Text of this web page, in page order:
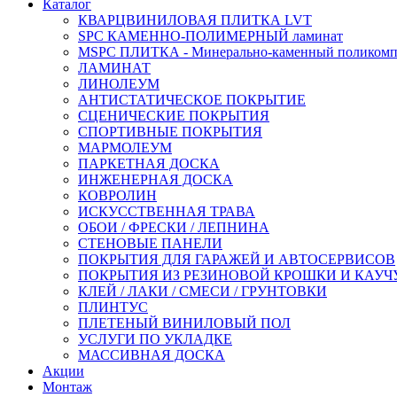
Каталог
КВАРЦВИНИЛОВАЯ ПЛИТКА LVT
SPC КАМЕННО-ПОЛИМЕРНЫЙ ламинат
MSPC ПЛИТКА - Минерально-каменный
ЛАМИНАТ
ЛИНОЛЕУМ
АНТИСТАТИЧЕСКОЕ ПОКРЫТИЕ
СЦЕНИЧЕСКИЕ ПОКРЫТИЯ
СПОРТИВНЫЕ ПОКРЫТИЯ
МАРМОЛЕУМ
ПАРКЕТНАЯ ДОСКА
ИНЖЕНЕРНАЯ ДОСКА
КОВРОЛИН
ИСКУССТВЕННАЯ ТРАВА
ОБОИ / ФРЕСКИ / ЛЕПНИНА
СТЕНОВЫЕ ПАНЕЛИ
ПОКРЫТИЯ ДЛЯ ГАРАЖЕЙ И АВТОСЕРВИСОВ
ПОКРЫТИЯ ИЗ РЕЗИНОВОЙ КРОШКИ И
КЛЕЙ / ЛАКИ / СМЕСИ / ГРУНТОВКИ
ПЛИНТУС
ПЛЕТЕНЫЙ ВИНИЛОВЫЙ ПОЛ
УСЛУГИ ПО УКЛАДКЕ
МАССИВНАЯ ДОСКА
Акции
Монтаж